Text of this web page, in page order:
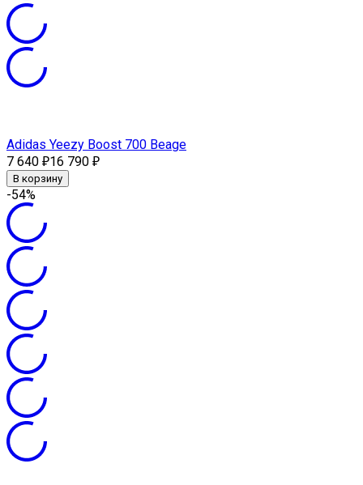
Adidas Yeezy Boost 700 Beage
7 640 ₽16 790 ₽
В корзину
-54%